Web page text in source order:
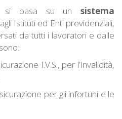
si basa su un sistema
Istituti ed Enti previdenziali,
da tutti i lavoratori e dalle
I.V.S., per l’Invalidità,
per gli infortuni e le